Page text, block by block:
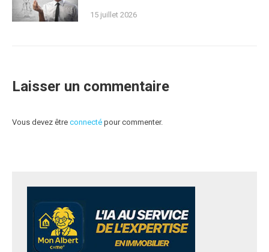
15 juillet 2026
Laisser un commentaire
Vous devez être connecté pour commenter.